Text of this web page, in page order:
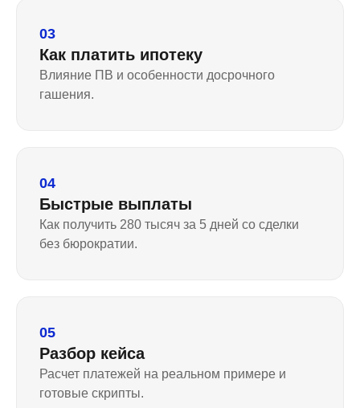
03
Как платить ипотеку
Влияние ПВ и особенности досрочного
гашения.
04
Быстрые выплаты
Как получить 280 тысяч за 5 дней со сделки
без бюрократии.
05
Разбор кейса
Расчет платежей на реальном примере и
готовые скрипты.